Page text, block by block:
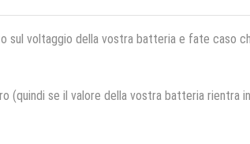
voltaggio della vostra batteria e fate caso
(quindi se il valore della vostra batteria